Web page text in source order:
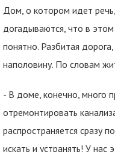
Дом, о котором идет
догадываются, что в
понятно. Разбитая
наполовину. По словам
- В доме, конечно, много
отремонтировать
распространяется сразу
искать и устранять! У